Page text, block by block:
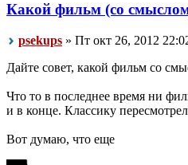
Какой фильм (со
psekups » Пт окт 26, 2012
Дайте совет, какой фильм со
Что то в последнее время ни
и в конце. Классику
Вот думаю, что еще